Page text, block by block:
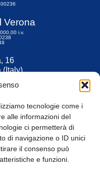
tecnologie come i
alle informazioni del
ci permetterà di
di navigazione o ID unici
il consenso può
e funzioni.
Verona
i.v.
16
(Italy)